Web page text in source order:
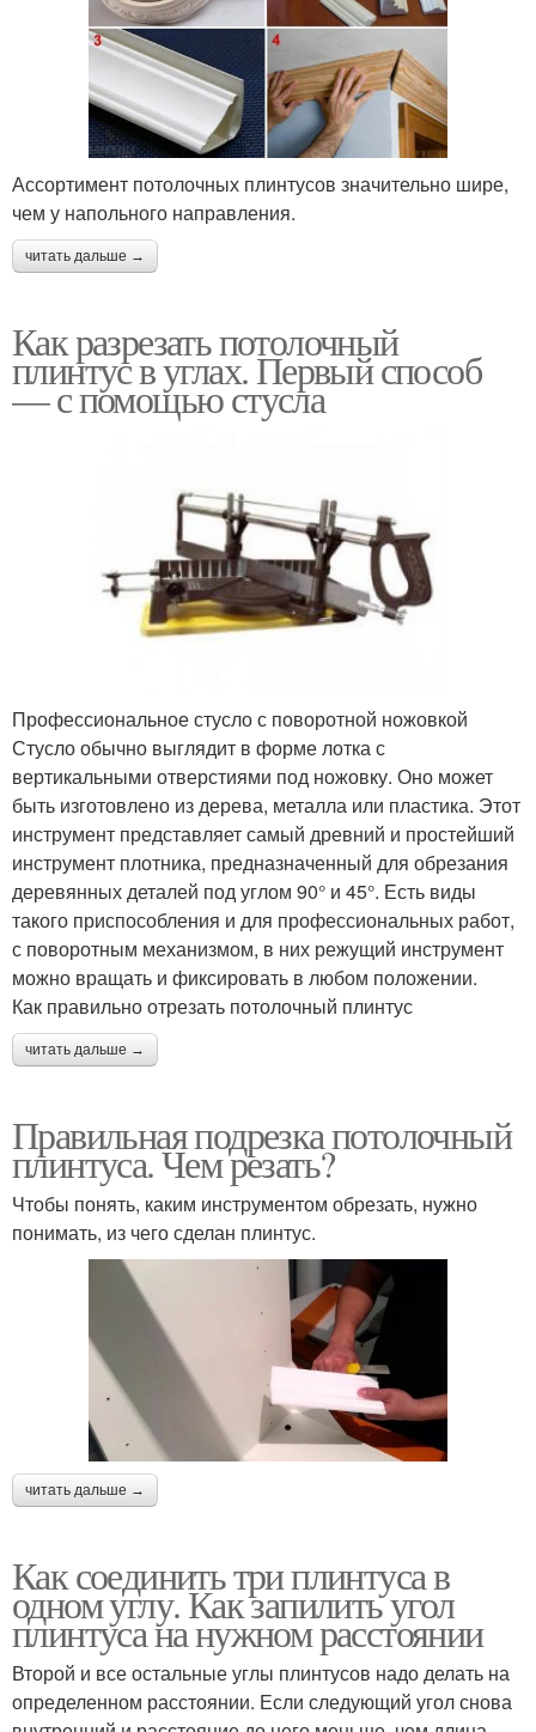
Ассортимент потолочных плинтусов значительно шире,
чем у напольного направления.
читать дальше →
Как разрезать потолочный
плинтус в углах. Первый способ
— с помощью стусла
Профессиональное стусло с поворотной ножовкой
Стусло обычно выглядит в форме лотка с
вертикальными отверстиями под ножовку. Оно может
быть изготовлено из дерева, металла или пластика. Этот
инструмент представляет самый древний и простейший
инструмент плотника, предназначенный для обрезания
деревянных деталей под углом 90° и 45°. Есть виды
такого приспособления и для профессиональных работ,
с поворотным механизмом, в них режущий инструмент
можно вращать и фиксировать в любом положении.
Как правильно отрезать потолочный плинтус
читать дальше →
Правильная подрезка потолочный
плинтуса. Чем резать?
Чтобы понять, каким инструментом обрезать, нужно
понимать, из чего сделан плинтус.
читать дальше →
Как соединить три плинтуса в
одном углу. Как запилить угол
плинтуса на нужном расстоянии
Второй и все остальные углы плинтусов надо делать на
определенном расстоянии. Если следующий угол снова